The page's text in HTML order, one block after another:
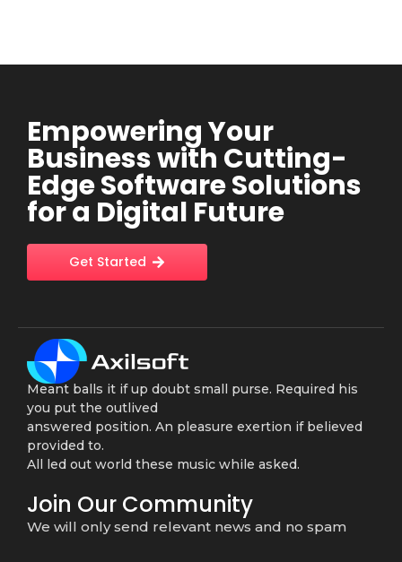
Empowering Your
Business with Cutting-
Edge Software Solutions
for a Digital Future
Get Started
Meant balls it if up doubt small purse. Required his
you put the outlived
answered position. An pleasure exertion if believed
provided to.
All led out world these music while asked.
Join Our Community
We will only send relevant news and no spam